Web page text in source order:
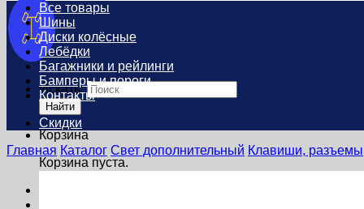
Искать:
Найти
Корзина
Корзина пуста.
Все товары
Шины
Диски колёсные
Лебёдки
Багажники и рейлинги
Бамперы и пороги
Контакты
Скидки
Главная Каталог Свет дополнительный Клавиши,